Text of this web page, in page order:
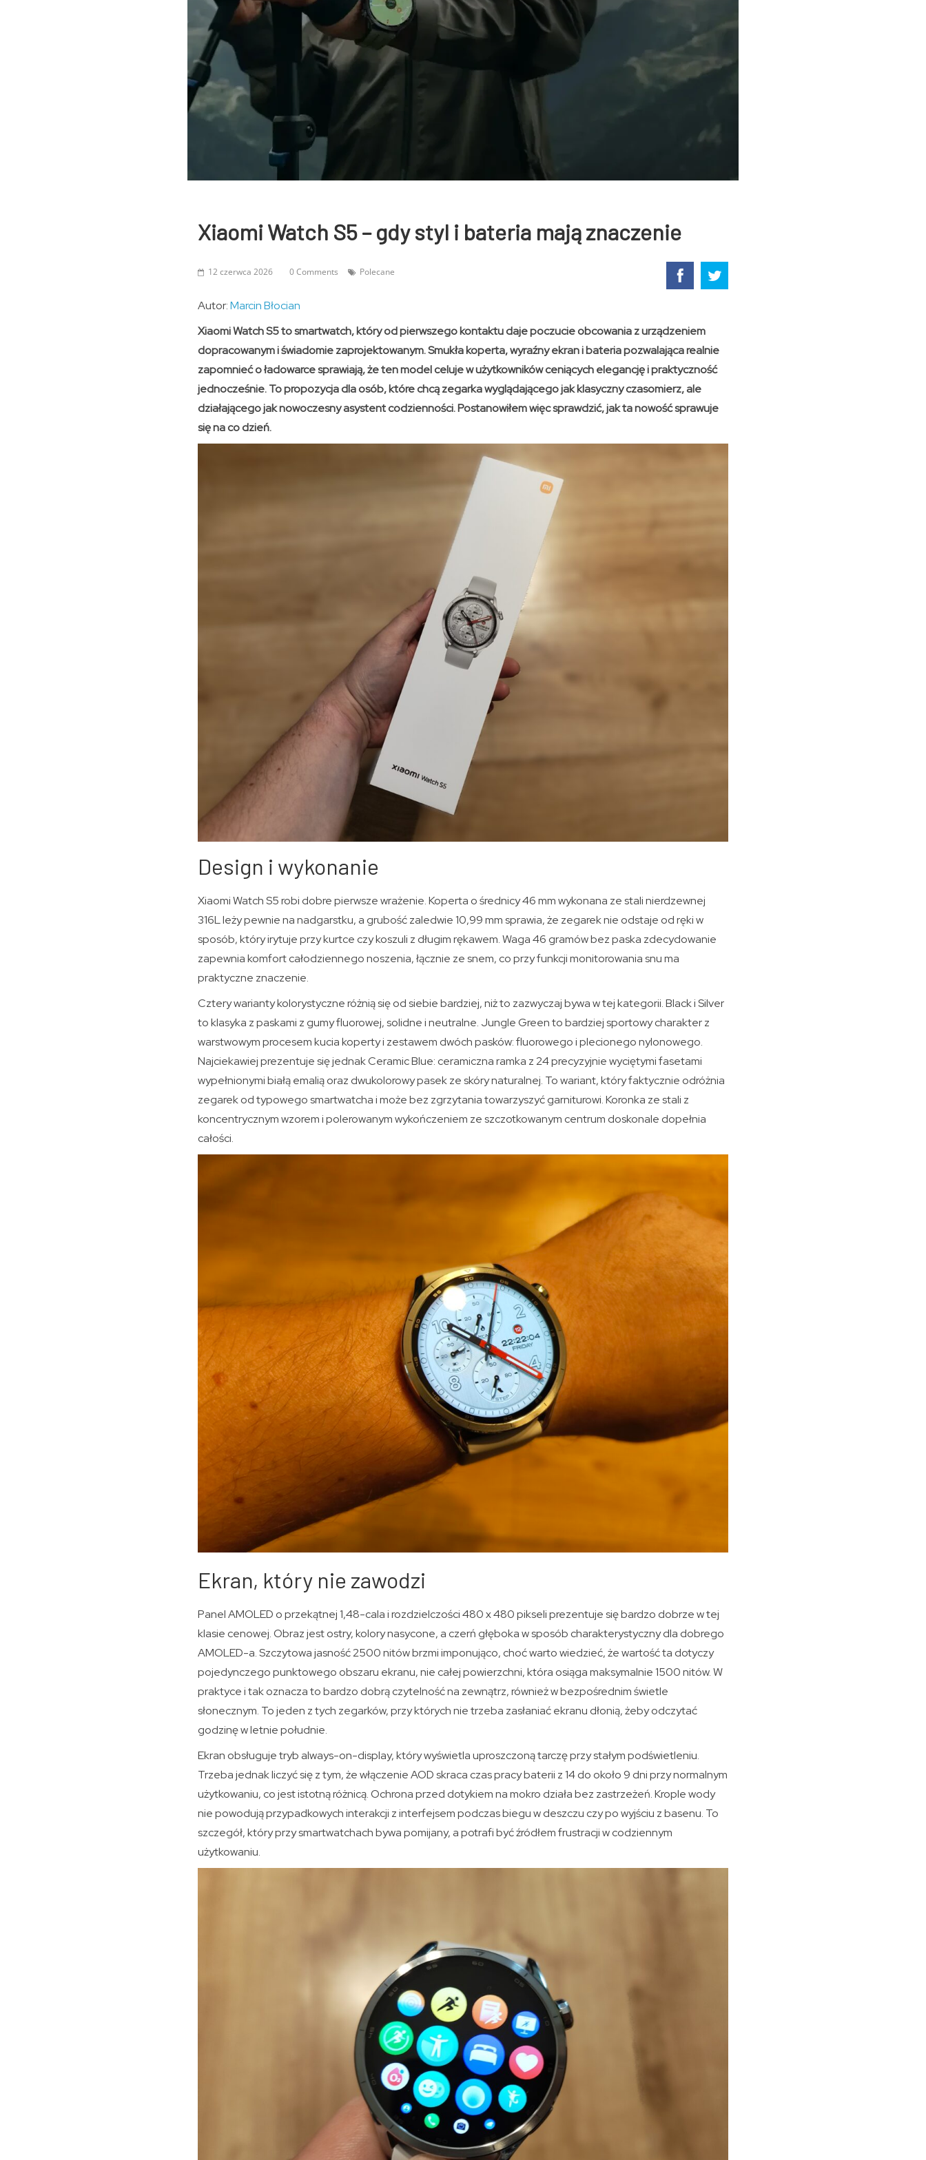
Xiaomi Watch S5 – gdy styl i bateria mają znaczenie
12 czerwca 2026 0 Comments Polecane
Autor:Marcin Błocian
Xiaomi Watch S5 to smartwatch, który od pierwszego kontaktu daje poczucie obcowania z urządzeniem
dopracowanym i świadomie zaprojektowanym. Smukła koperta, wyraźny ekran i bateria pozwalająca realnie
zapomnieć o ładowarce sprawiają, że ten model celuje w użytkowników ceniących elegancję i praktyczność
jednocześnie. To propozycja dla osób, które chcą zegarka wyglądającego jak klasyczny czasomierz, ale
działającego jak nowoczesny asystent codzienności. Postanowiłem więc sprawdzić, jak ta nowość sprawuje
się na co dzień.
Design i wykonanie
Xiaomi Watch S5 robi dobre pierwsze wrażenie. Koperta o średnicy 46 mm wykonana ze stali nierdzewnej
316L leży pewnie na nadgarstku, a grubość zaledwie 10,99 mm sprawia, że zegarek nie odstaje od ręki w
sposób, który irytuje przy kurtce czy koszuli z długim rękawem. Waga 46 gramów bez paska zdecydowanie
zapewnia komfort całodziennego noszenia, łącznie ze snem, co przy funkcji monitorowania snu ma
praktyczne znaczenie.
Cztery warianty kolorystyczne różnią się od siebie bardziej, niż to zazwyczaj bywa w tej kategorii. Black i Silver
to klasyka z paskami z gumy fluorowej, solidne i neutralne. Jungle Green to bardziej sportowy charakter z
warstwowym procesem kucia koperty i zestawem dwóch pasków: fluorowego i plecionego nylonowego.
Najciekawiej prezentuje się jednak Ceramic Blue: ceramiczna ramka z 24 precyzyjnie wyciętymi fasetami
wypełnionymi białą emalią oraz dwukolorowy pasek ze skóry naturalnej. To wariant, który faktycznie odróżnia
zegarek od typowego smartwatcha i może bez zgrzytania towarzyszyć garniturowi. Koronka ze stali z
koncentrycznym wzorem i polerowanym wykończeniem ze szczotkowanym centrum doskonale dopełnia
całości.
Ekran, który nie zawodzi
Panel AMOLED o przekątnej 1,48-cala i rozdzielczości 480 x 480 pikseli prezentuje się bardzo dobrze w tej
klasie cenowej. Obraz jest ostry, kolory nasycone, a czerń głęboka w sposób charakterystyczny dla dobrego
AMOLED-a. Szczytowa jasność 2500 nitów brzmi imponująco, choć warto wiedzieć, że wartość ta dotyczy
pojedynczego punktowego obszaru ekranu, nie całej powierzchni, która osiąga maksymalnie 1500 nitów. W
praktyce i tak oznacza to bardzo dobrą czytelność na zewnątrz, również w bezpośrednim świetle
słonecznym. To jeden z tych zegarków, przy których nie trzeba zasłaniać ekranu dłonią, żeby odczytać
godzinę w letnie południe.
Ekran obsługuje tryb always-on-display, który wyświetla uproszczoną tarczę przy stałym podświetleniu.
Trzeba jednak liczyć się z tym, że włączenie AOD skraca czas pracy baterii z 14 do około 9 dni przy normalnym
użytkowaniu, co jest istotną różnicą. Ochrona przed dotykiem na mokro działa bez zastrzeżeń. Krople wody
nie powodują przypadkowych interakcji z interfejsem podczas biegu w deszczu czy po wyjściu z basenu. To
szczegół, który przy smartwatchach bywa pomijany, a potrafi być źródłem frustracji w codziennym
użytkowaniu.